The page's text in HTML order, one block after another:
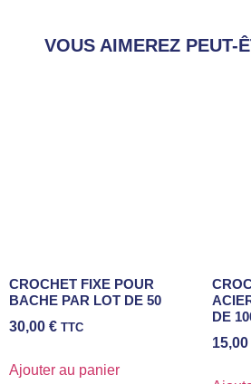
VOUS AIMEREZ PEUT-
CROCHET FIXE POUR
BACHE PAR LOT DE 50
30,00 € TTC
Ajouter au panier
DE
15,00